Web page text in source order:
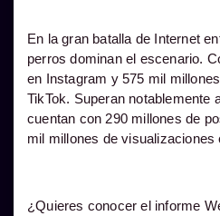
En la gran batalla de Internet
perros dominan el escenario.
en Instagram y 575 mil
TikTok. Superan notablemente
cuentan con 290 millones de
mil millones de visualizaciones
¿Quieres conocer el informe